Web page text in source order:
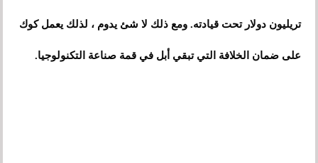
تريليون دولار تحت قيادته. ومع ذلك لا شئ يدوم ، لذلك يعمل كوك
على ضمان الخلافة التي تبقي أبل في قمة صناعة التكنولوجيا.